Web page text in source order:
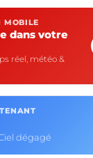
MOBILE
dans votre
réel, météo &
dégagé